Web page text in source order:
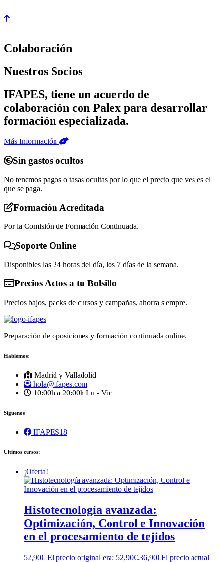
Colaboración
Nuestros Socios
IFAPES, tiene un acuerdo de
colaboración con Palex para desarrollar
formación especializada.
Más Información
Sin gastos ocultos
No tenemos pagos o tasas ocultas por lo que el precio que ves es el
que se paga.
Formación Acreditada
Por la Comisión de Formación Continuada.
Soporte Online
Disponibles las 24 horas del día, los 7 días de la semana.
Precios Actos a tu Bolsillo
Precios bajos, packs de cursos y campañas, ahorra siempre.
Preparación de oposiciones y formación continuada online.
Hablemos:
Madrid y Valladolid
hola@ifapes.com
10:00h a 20:00h Lu - Vie
Síguenos
IFAPES18
Últimos cursos:
¡Oferta!
Histotecnología avanzada:
Optimización, Control e Innovación
en el procesamiento de tejidos
52,90€ El precio original era: 52,90€.36,90€El precio actual